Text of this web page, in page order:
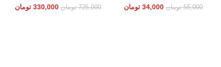
55,000 تومان 34,000 تومان 725,000 تومان 330,000 تومان